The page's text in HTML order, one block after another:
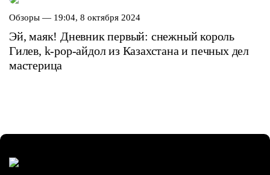
Обзоры — 19:04, 8 октября 2024
Эй, маяк! Дневник первый: снежный король
Гилев, k-pop-айдол из Казахстана и печных дел
мастерица